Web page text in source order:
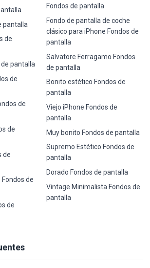
pantalla
de
pantalla
de
de
de
de
de
de
Fondos de pantalla
Fondo de pantalla de coche
clásico para iPhone Fondos de
pantalla
Salvatore Ferragamo Fondos
de pantalla
Bonito estético Fondos de
pantalla
Viejo iPhone Fondos de
pantalla
Muy bonito Fondos de pantalla
Supremo Estético Fondos de
pantalla
Dorado Fondos de pantalla
Vintage Minimalista Fondos de
pantalla